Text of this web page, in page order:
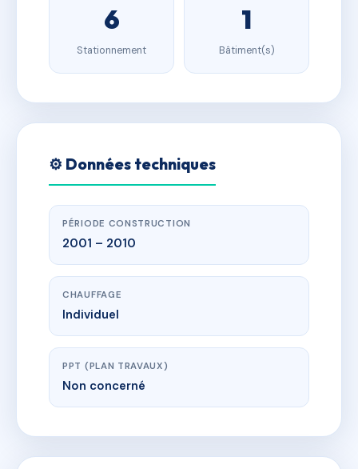
6
Stationnement
1
Bâtiment(s)
⚙️ Données techniques
PÉRIODE CONSTRUCTION
2001 – 2010
CHAUFFAGE
Individuel
PPT (PLAN TRAVAUX)
Non concerné